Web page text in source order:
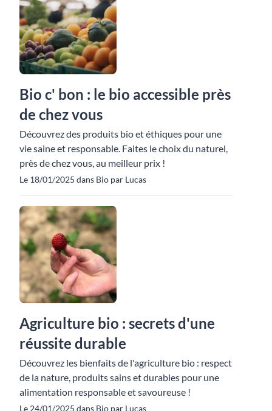
Bio c' bon : le bio accessible près
de chez vous
Découvrez des produits bio et éthiques pour une
vie saine et responsable. Faites le choix du naturel,
près de chez vous, au meilleur prix !
Le 18/01/2025 dans Bio par Lucas
Agriculture bio : secrets d'une
réussite durable
Découvrez les bienfaits de l'agriculture bio : respect
de la nature, produits sains et durables pour une
alimentation responsable et savoureuse !
Le 24/01/2025 dans Bio par Lucas